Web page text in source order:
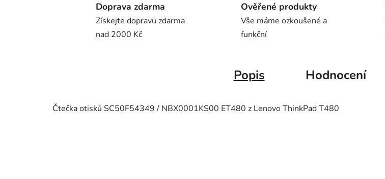
Doprava zdarma
Získejte dopravu zdarma
nad 2000 Kč
Ověřené produkty
Vše máme ozkoušené a
funkční
Popis Hodnocení
Čtečka otisků SC50F54349 / NBX0001KS00 ET480 z Lenovo ThinkPad T480